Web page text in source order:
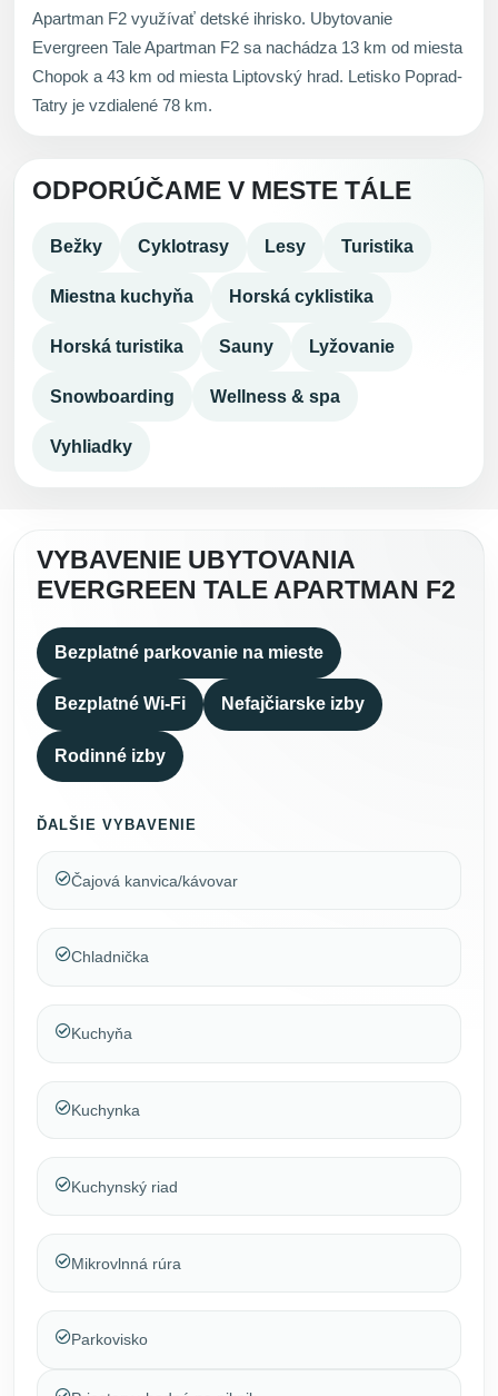
Apartman F2 využívať detské ihrisko. Ubytovanie
Evergreen Tale Apartman F2 sa nachádza 13 km od miesta
Chopok a 43 km od miesta Liptovský hrad. Letisko Poprad-
Tatry je vzdialené 78 km.
ODPORÚČAME V MESTE TÁLE
Bežky Cyklotrasy Lesy Turistika
Miestna kuchyňa Horská cyklistika
Horská turistika Sauny Lyžovanie
Snowboarding Wellness & spa
Vyhliadky
VYBAVENIE UBYTOVANIA
EVERGREEN TALE APARTMAN F2
Bezplatné parkovanie na mieste
Bezplatné Wi-Fi Nefajčiarske izby
Rodinné izby
ĎALŠIE VYBAVENIE
Čajová kanvica/kávovar
Chladnička
Kuchyňa
Kuchynka
Kuchynský riad
Mikrovlnná rúra
Parkovisko